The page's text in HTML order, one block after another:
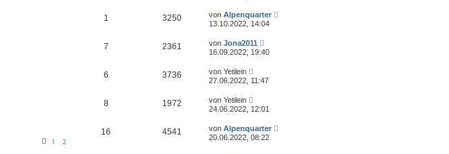
1 3250 von Alpenquarter
13.10.2022, 14:04
7 2361 von Jona2011
16.09.2022, 19:40
6 3736 von Yetilein
27.06.2022, 11:47
8 1972 von Yetilein
24.06.2022, 12:01
1 2
16 4541 von Alpenquarter
20.06.2022, 08:22